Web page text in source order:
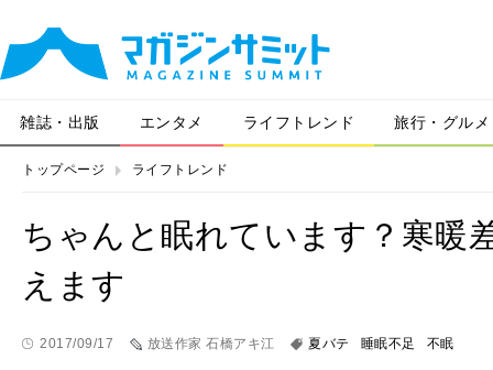
雑誌・出版 エンタメ ライフトレンド 旅行・グルメ
トップページ ライフトレンド
ちゃんと眠れています？寒暖
えます
2017/09/17 放送作家 石橋アキ江 夏バテ 睡眠不足 不眠